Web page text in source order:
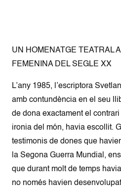
UN HOMENATGE TEATRAL
FEMENINA DEL SEGLE XX
L’any 1985, l’escriptora
amb contundència en el seu
de dona exactament el
ironia del món, havia escollit.
testimonis de dones que
la Segona Guerra Mundial,
que durant molt de temps
no només havien